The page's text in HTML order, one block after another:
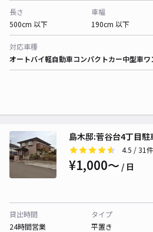
長さ
500cm 以下
車幅
190cm 以下
対応車種
オートバイ軽自動車コンパクトカー中型車ワ
島木邸:菅谷台4丁目駐
4.5 / 31件
¥1,000〜 / 日
貸出時間
24時間営業
タイプ
平置き